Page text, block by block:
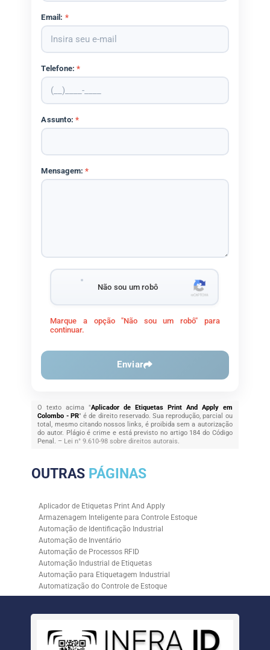
Email: *
Telefone:*
Assunto:*
Mensagem:*
Não sou um robô
Marque a opção "Não sou um robô" para
continuar.
Enviar
O texto acima "Aplicador de Etiquetas Print And Apply em
Colombo - PR" é de direito reservado. Sua reprodução, parcial ou
total, mesmo citando nossos links, é proibida sem a autorização
do autor. Plágio é crime e está previsto no artigo 184 do Código
Penal. – Lei n° 9.610-98 sobre direitos autorais.
OUTRAS PÁGINAS
Aplicador de Etiquetas Print And Apply
Armazenagem Inteligente para Controle Estoque
Automação de Identificação Industrial
Automação de Inventário
Automação de Processos RFID
Automação Industrial de Etiquetas
Automação para Etiquetagem Industrial
Automatização do Controle de Estoque
Controle de Estoque com RFID
Empresa de Automação para Processos Logísticos
Empresa de Rastreabilidade Industrial